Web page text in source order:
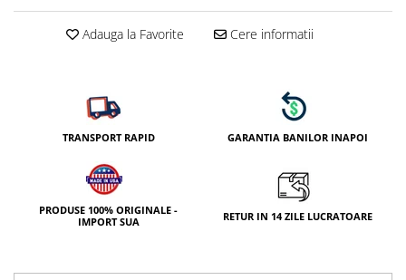
Adauga la Favorite Cere informatii
TRANSPORT RAPID GARANTIA BANILOR INAPOI
PRODUSE 100% ORIGINALE -
IMPORT SUA
RETUR IN 14 ZILE LUCRATOARE